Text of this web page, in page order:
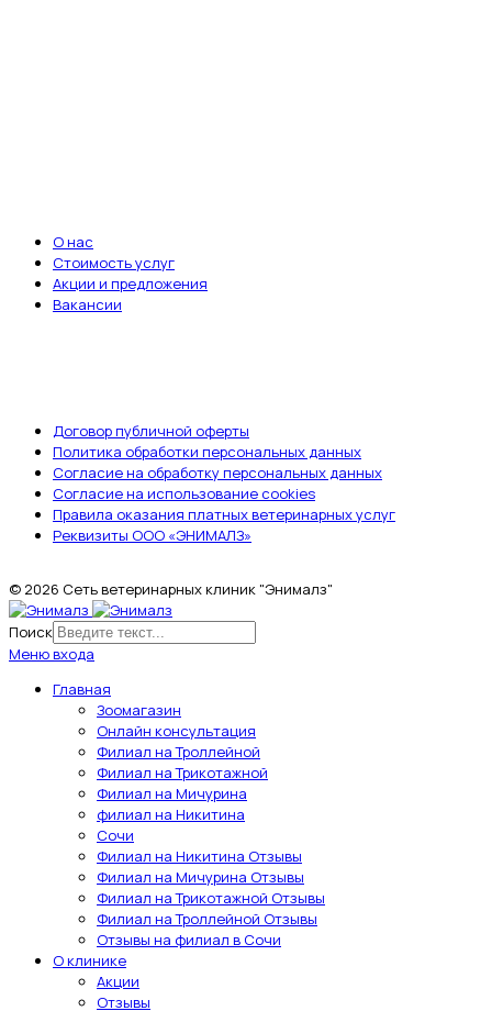
О нас
Стоимость услуг
Акции и предложения
Вакансии
Договор публичной оферты
Политика обработки персональных данных
Согласие на обработку персональных данных
Согласие на использование cookies
Правила оказания платных ветеринарных услуг
Реквизиты ООО «ЭНИМАЛЗ»
© 2026 Сеть ветеринарных клиник "Энималз"
Поиск
Меню входа
Главная
Зоомагазин
Онлайн консультация
Филиал на Троллейной
Филиал на Трикотажной
Филиал на Мичурина
филиал на Никитина
Сочи
Филиал на Никитина Отзывы
Филиал на Мичурина Отзывы
Филиал на Трикотажной Отзывы
Филиал на Троллейной Отзывы
Отзывы на филиал в Сочи
О клинике
Акции
Отзывы